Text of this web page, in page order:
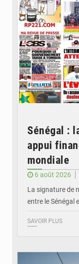
Sénégal :
appui
mondiale
6 août 2026
La signature de
entre le Sénégal
SAVOIR PLUS